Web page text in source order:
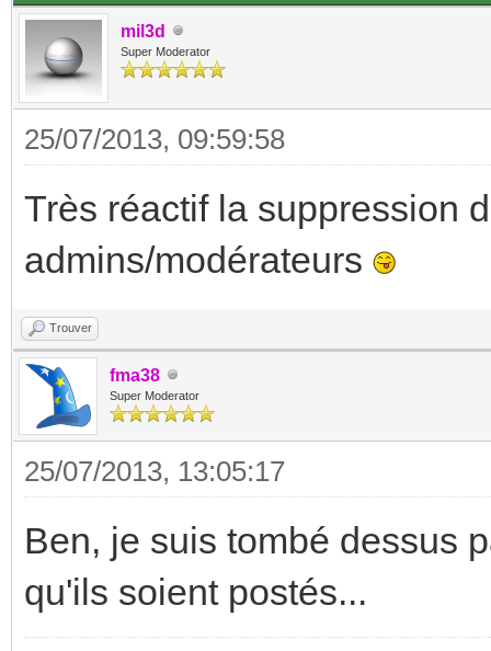
mil3d
Super Moderator
25/07/2013, 09:59:58
Très réactif la suppression
admins/modérateurs
Trouver
fma38
Super Moderator
25/07/2013, 13:05:17
Ben, je suis tombé dessus
qu'ils soient postés...